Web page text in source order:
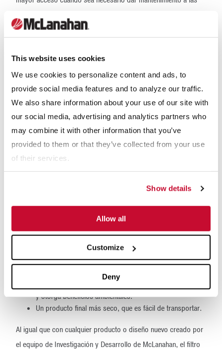
This website uses cookies
We use cookies to personalize content and ads, to
provide social media features and to analyze our traffic.
We also share information about your use of our site with
our social media, advertising and analytics partners who
may combine it with other information that you’ve
provided to them or that they’ve collected from your use
of their services.
Show details
Allow all
Customize
Deny
El nuevo diseño de viga lateral también ofrece facilidad de
limpieza eficiente de las placas y de las telas. Si se cuenta con
placas de filtrado de repuesto, es posible preinstalar las telas
filtrantes, lo que acelera en gran medida el cambio de las telas
y optimiza aún más el tiempo de funcionamiento del filtro de
prensa.
Un diseño rentable con un costo menor de piezas de
Seguridad y durabilidad gracias a una estructura de gran
Menor costo operativo mediante la automatización con
Menor uso de productos químicos, lo que ahorra costos
y otorga beneficios ambientales.
Un producto final más seco, que es fácil de transportar.
Al igual que con cualquier producto o diseño nuevo creado por
el equipo de Investigación y Desarrollo de McLanahan, el filtro